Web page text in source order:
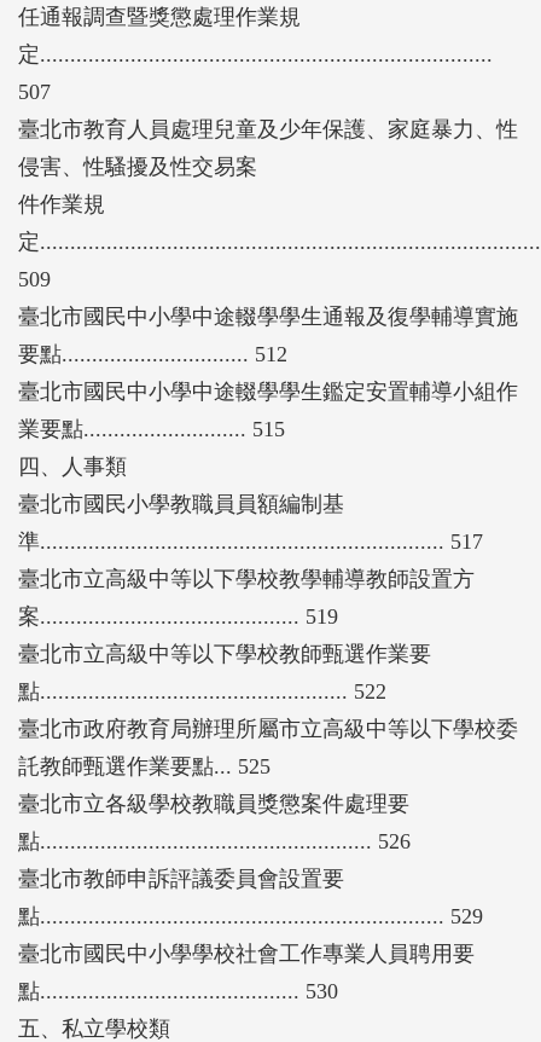
任通報調查暨獎懲處理作業規
定...........................................................................
507
臺北市教育人員處理兒童及少年保護、家庭暴力、性
侵害、性騷擾及性交易案
件作業規
定
509
臺北市國民中小學中途輟學學生通報及復學輔導實施
要點............................... 512
臺北市國民中小學中途輟學學生鑑定安置輔導小組作
業要點........................... 515
四、人事類
臺北市國民小學教職員員額編制基
準................................................................... 517
臺北市立高級中等以下學校教學輔導教師設置方
案........................................... 519
臺北市立高級中等以下學校教師甄選作業要
點................................................... 522
臺北市政府教育局辦理所屬市立高級中等以下學校委
託教師甄選作業要點... 525
臺北市立各級學校教職員獎懲案件處理要
點....................................................... 526
臺北市教師申訴評議委員會設置要
點................................................................... 529
臺北市國民中小學學校社會工作專業人員聘用要
點........................................... 530
五、私立學校類